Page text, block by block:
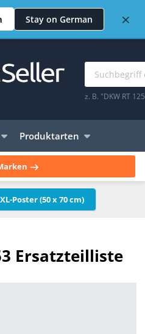
Stay on German ×
z. B. "DKW RT
Produktarten
XL-Poster (50 x 70 cm)
Ersatzteilliste